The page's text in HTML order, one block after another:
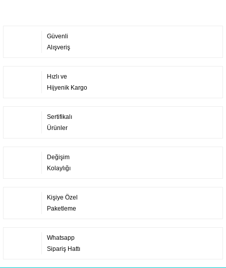
Güvenli
Alışveriş
Hızlı ve
Hijyenik Kargo
Sertifikalı
Ürünler
Değişim
Kolaylığı
Kişiye Özel
Paketleme
Whatsapp
Sipariş Hattı